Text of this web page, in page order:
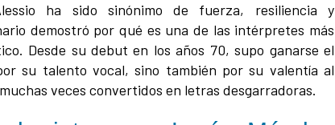
ha sido sinónimo de fuerza, resiliencia y
demostró por qué es una de las intérpretes más
Desde su debut en los años 70, supo ganarse el
su talento vocal, sino también por su valentía al
veces convertidos en letras desgarradoras.